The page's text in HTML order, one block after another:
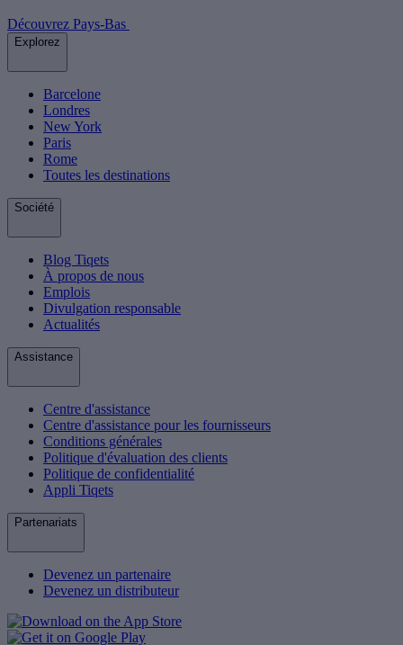
Découvrez Pays-Bas
Explorez
Barcelone
Londres
New York
Paris
Rome
Toutes les destinations
Société
Blog Tiqets
À propos de nous
Emplois
Divulgation responsable
Actualités
Assistance
Centre d'assistance
Centre d'assistance pour les fournisseurs
Conditions générales
Politique d'évaluation des clients
Politique de confidentialité
Appli Tiqets
Partenariats
Devenez un partenaire
Devenez un distributeur